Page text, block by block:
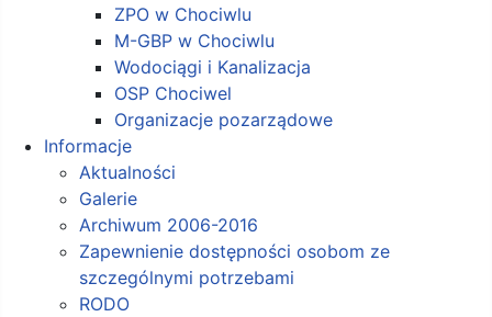
ZPO w Chociwlu
M-GBP w Chociwlu
Wodociągi i Kanalizacja
OSP Chociwel
Organizacje pozarządowe
Informacje
Aktualności
Galerie
Archiwum 2006-2016
Zapewnienie dostępności osobom ze
szczególnymi potrzebami
RODO